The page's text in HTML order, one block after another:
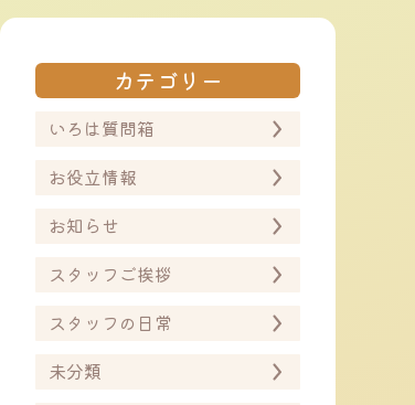
カテゴリー
いろは質問箱
お役立情報
お知らせ
スタッフご挨拶
スタッフの日常
未分類